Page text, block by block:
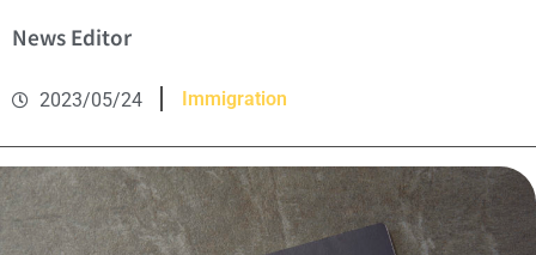
News Editor
2023/05/24 Immigration